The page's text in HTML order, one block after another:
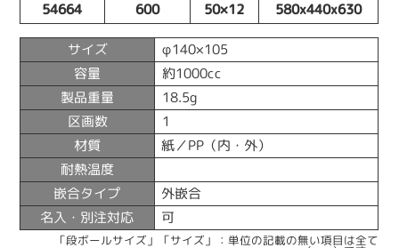
54664 600 50×12 580x440x630
サイズ φ140×105
容量 約1000cc
製品重量 18.5g
区画数 1
材質 紙／PP（内・外）
耐熱温度
嵌合タイプ 外嵌合
名入・別注対応 可
「段ボールサイズ」「サイズ」：単位の記載の無い項目は全て